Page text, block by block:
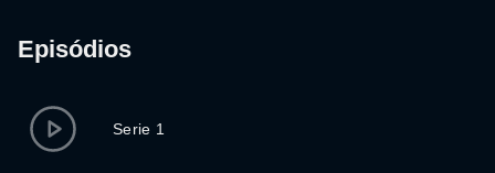
Episódios
Serie 1